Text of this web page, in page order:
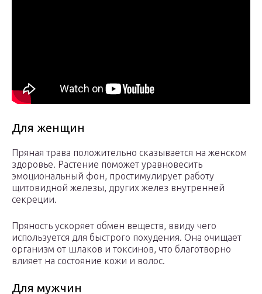
Для женщин
Пряная трава положительно сказывается на женском
здоровье. Растение поможет уравновесить
эмоциональный фон, простимулирует работу
щитовидной железы, других желез внутренней
секреции.
Пряность ускоряет обмен веществ, ввиду чего
используется для быстрого похудения. Она очищает
организм от шлаков и токсинов, что благотворно
влияет на состояние кожи и волос.
Для мужчин